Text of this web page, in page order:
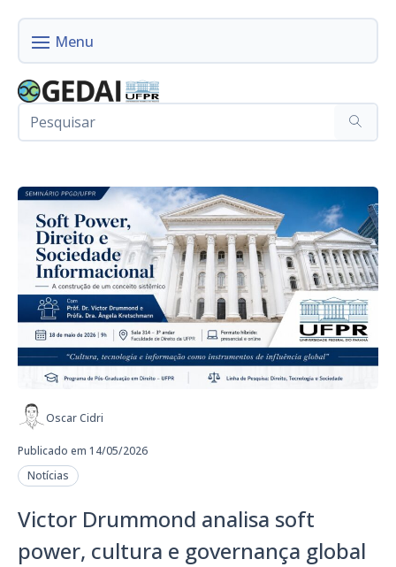
Oscar Cidri
Publicado em 14/05/2026
Notícias
Victor Drummond analisa soft
power, cultura e governança global